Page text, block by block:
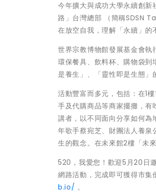
今年擴大與成功大學永續創
路」台灣總部 （簡稱SDSN
在放空自我，理解「永續」的
世界宗教博物館發展基金會
環保餐具、飲料杯、購物袋
是養生」、「靈性即是生態」
活動豐富而多元，包括：在1
手及代購商品等商家擺攤，
講者，以不同面向分享如何
年歌手蔡宛芝、財團法人養
生的觀念。在未來館2樓「未
520，我愛您！歡迎5月20日
網路活動，完成即可獲得市
b.io/ 。